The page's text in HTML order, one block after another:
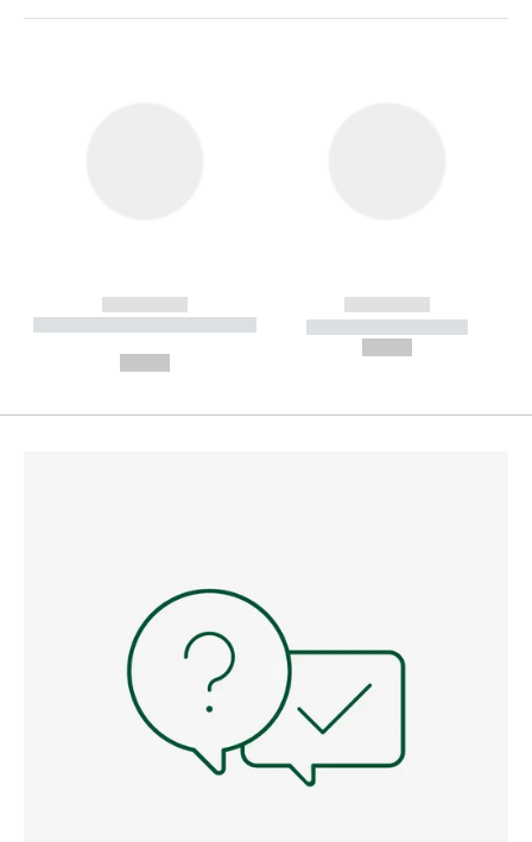
------------
----------- ----------- --------
------------
----------- -----------